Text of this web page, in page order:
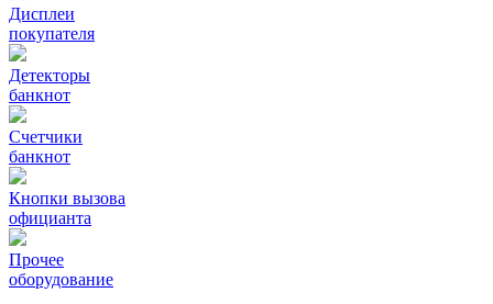
Дисплеи
покупателя
Детекторы
банкнот
Счетчики
банкнот
Кнопки вызова
официанта
Прочее
оборудование